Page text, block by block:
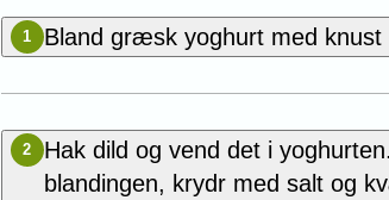
1 Bland græsk yoghurt med knust
2
Hak dild og vend det i
blandingen, krydr med salt og